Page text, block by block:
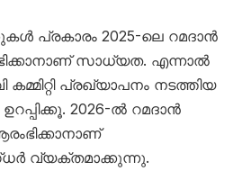
പ്രകാരം 2025-ലെ റമദാൻ
സാധ്യത. എന്നാൽ
പ്രഖ്യാപനം നടത്തിയ
2026-ൽ റമദാൻ
വ്യക്തമാക്കുന്നു.